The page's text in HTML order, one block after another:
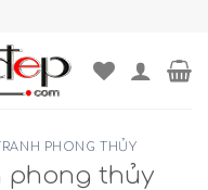
PHONG THỦY
phong thủy